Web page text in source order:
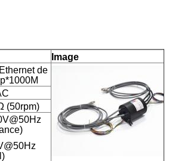
Image
de
(50rpm)